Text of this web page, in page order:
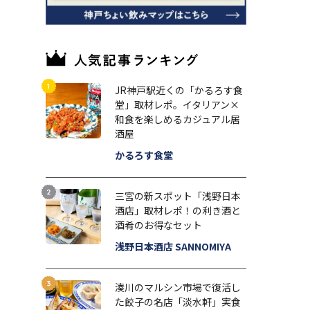
JR神戸駅近くの「かるろす食
堂」取材レポ。イタリアン×
和食を楽しめるカジュアル居
酒屋
かるろす食堂
三宮の新スポット「浅野日本
酒店」取材レポ！の利き酒と
酒肴のお得なセット
浅野日本酒店 SANNOMIYA
湊川のマルシン市場で復活し
た餃子の名店「淡水軒」実食